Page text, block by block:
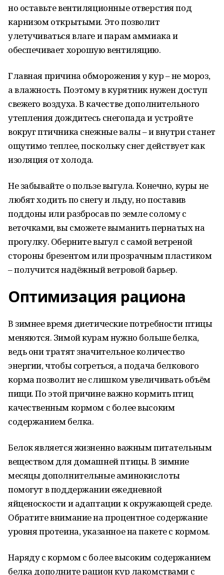
но оставьте вентиляционные отверстия под
карнизом открытыми. Это позволит
улетучиваться влаге и парам аммиака и
обеспечивает хорошую вентиляцию.
Главная причина обморожения у кур – не мороз,
а влажность. Поэтому в курятник нужен доступ
свежего воздуха. В качестве дополнительного
утепления дождитесь снегопада и устройте
вокруг птичника снежные валы – и внутри станет
ощутимо теплее, поскольку снег действует как
изоляция от холода.
Не забывайте о пользе выгула. Конечно, куры не
любят ходить по снегу и льду, но поставив
поддоны или разбросав по земле солому с
веточками, вы сможете выманить пернатых на
прогулку. Оберните выгул с самой ветреной
стороны брезентом или прозрачным пластиком
– получится надёжный ветровой барьер.
Оптимизация рациона
В зимнее время диетические потребности птицы
меняются. Зимой курам нужно больше белка,
ведь они тратят значительное количество
энергии, чтобы согреться, а подача белкового
корма позволит не слишком увеличивать объём
пищи. По этой причине важно кормить птиц
качественным кормом с более высоким
содержанием белка.
Белок является жизненно важным питательным
веществом для домашней птицы. В зимние
месяцы дополнительные аминокислоты
помогут в поддержании ежедневной
яйценоскости и адаптации к окружающей среде.
Обратите внимание на процентное содержание
уровня протеина, указанное на пакете с кормом.
Наряду с кормом с более высоким содержанием
белка дополните рацион кур лакомствами с